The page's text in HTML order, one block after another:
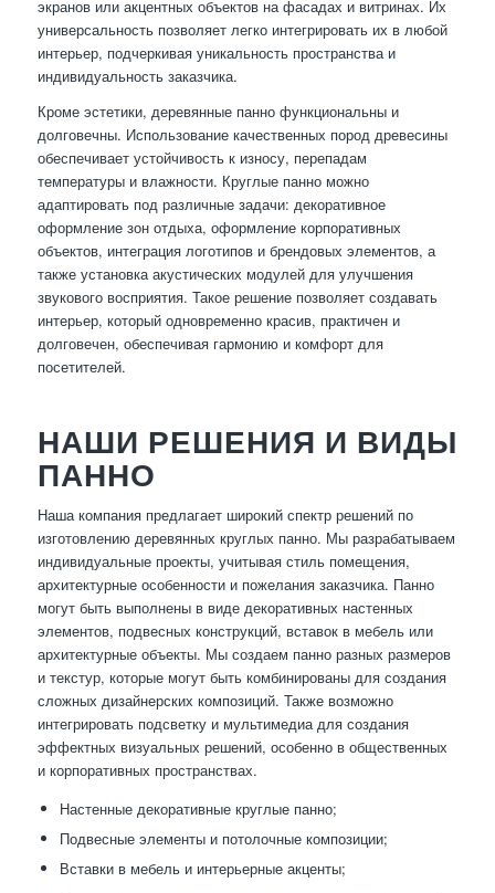
экранов или акцентных объектов на фасадах и витринах. Их
универсальность позволяет легко интегрировать их в любой
интерьер, подчеркивая уникальность пространства и
индивидуальность заказчика.
Кроме эстетики, деревянные панно функциональны и
долговечны. Использование качественных пород древесины
обеспечивает устойчивость к износу, перепадам
температуры и влажности. Круглые панно можно
адаптировать под различные задачи: декоративное
оформление зон отдыха, оформление корпоративных
объектов, интеграция логотипов и брендовых элементов, а
также установка акустических модулей для улучшения
звукового восприятия. Такое решение позволяет создавать
интерьер, который одновременно красив, практичен и
долговечен, обеспечивая гармонию и комфорт для
посетителей.
НАШИ РЕШЕНИЯ И ВИДЫ
ПАННО
Наша компания предлагает широкий спектр решений по
изготовлению деревянных круглых панно. Мы разрабатываем
индивидуальные проекты, учитывая стиль помещения,
архитектурные особенности и пожелания заказчика. Панно
могут быть выполнены в виде декоративных настенных
элементов, подвесных конструкций, вставок в мебель или
архитектурные объекты. Мы создаем панно разных размеров
и текстур, которые могут быть комбинированы для создания
сложных дизайнерских композиций. Также возможно
интегрировать подсветку и мультимедиа для создания
эффектных визуальных решений, особенно в общественных
и корпоративных пространствах.
Настенные декоративные круглые панно;
Подвесные элементы и потолочные композиции;
Вставки в мебель и интерьерные акценты;